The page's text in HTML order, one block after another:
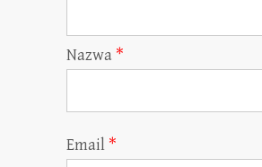
Nazwa *
Email *